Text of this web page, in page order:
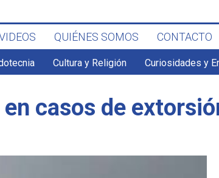
QUIÉNES SOMOS CONTACTO
Cultura y Religión Curiosidades y
casos de